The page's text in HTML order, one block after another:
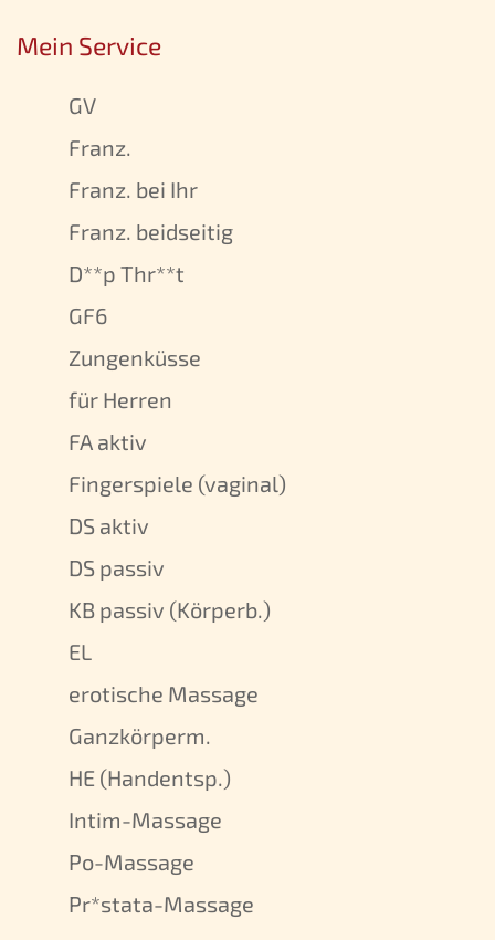
Mein Service
GV
Franz.
Franz. bei Ihr
Franz. beidseitig
D**p Thr**t
GF6
Zungenküsse
für Herren
FA aktiv
Fingerspiele (vaginal)
DS aktiv
DS passiv
KB passiv (Körperb.)
EL
erotische Massage
Ganzkörperm.
HE (Handentsp.)
Intim-Massage
Po-Massage
Pr*stata-Massage